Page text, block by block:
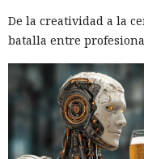
De la creatividad a la
batalla entre